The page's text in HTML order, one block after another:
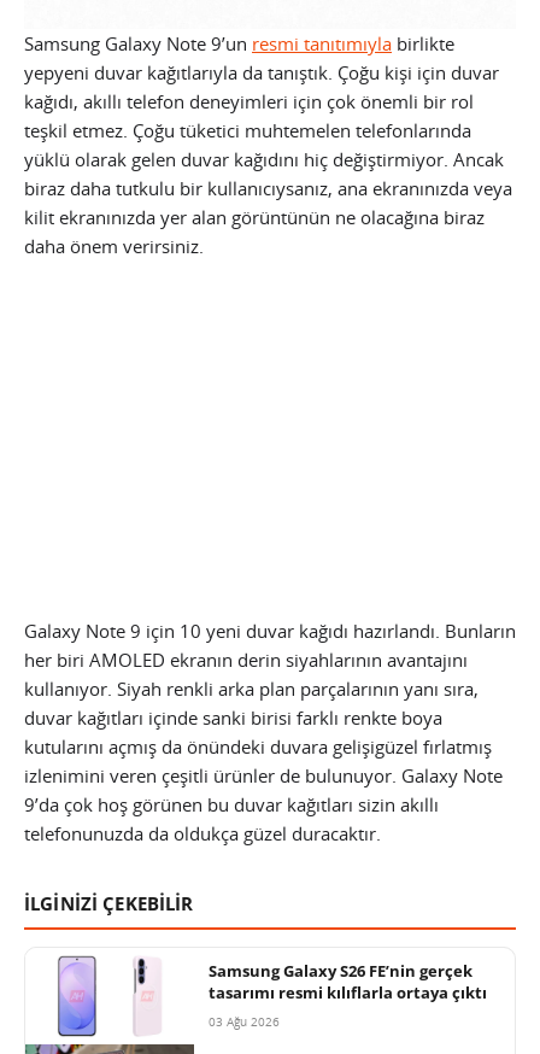
Samsung Galaxy Note 9’un resmi tanıtımıyla birlikte
yepyeni duvar kağıtlarıyla da tanıştık. Çoğu kişi için duvar
kağıdı, akıllı telefon deneyimleri için çok önemli bir rol
teşkil etmez. Çoğu tüketici muhtemelen telefonlarında
yüklü olarak gelen duvar kağıdını hiç değiştirmiyor. Ancak
biraz daha tutkulu bir kullanıcıysanız, ana ekranınızda veya
kilit ekranınızda yer alan görüntünün ne olacağına biraz
daha önem verirsiniz.
Galaxy Note 9 için 10 yeni duvar kağıdı hazırlandı. Bunların
her biri AMOLED ekranın derin siyahlarının avantajını
kullanıyor. Siyah renkli arka plan parçalarının yanı sıra,
duvar kağıtları içinde sanki birisi farklı renkte boya
kutularını açmış da önündeki duvara gelişigüzel fırlatmış
izlenimini veren çeşitli ürünler de bulunuyor. Galaxy Note
9’da çok hoş görünen bu duvar kağıtları sizin akıllı
telefonunuzda da oldukça güzel duracaktır.
İLGİNİZİ ÇEKEBİLİR
Samsung Galaxy S26 FE’nin gerçek
tasarımı resmi kılıflarla ortaya çıktı
03 Ağu 2026